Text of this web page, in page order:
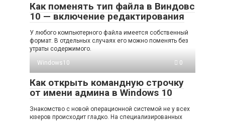
Как поменять тип файла в Виндовс
10 — включение редактирования
У любого компьютерного файла имеется собственный
формат. В отдельных случаях его можно поменять без
утраты содержимого.
Windows10
0
Как открыть командную строчку
от имени админа в Windows 10
Знакомство с новой операционной системой не у всех
юзеров происходит гладко. На специализированных